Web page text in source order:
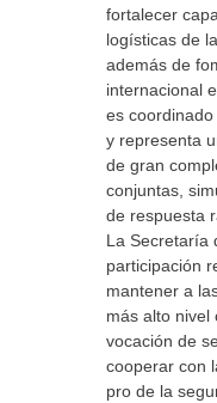
fortalecer
logísticas de
además de
internacional
es coordinado
y representa
de gran
conjuntas,
de respuesta
La Secretaría
participación
mantener a
más alto nivel
vocación de
cooperar con
pro de la